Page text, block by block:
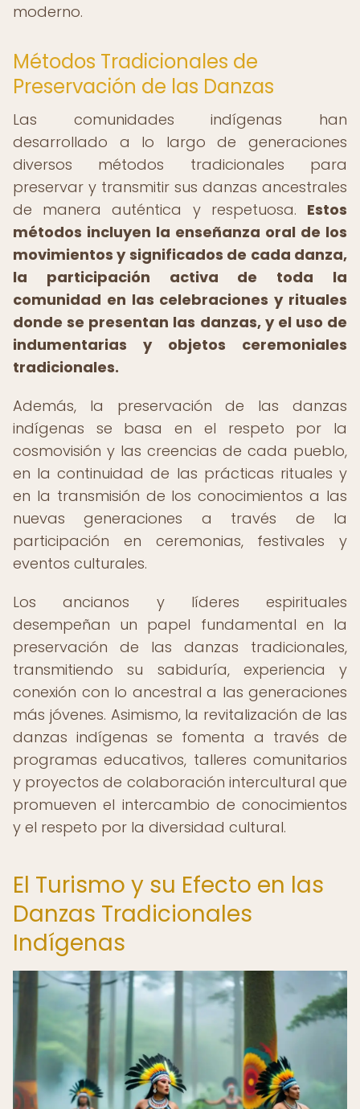
moderno.
Métodos Tradicionales de
Preservación de las Danzas
Las comunidades indígenas han
desarrollado a lo largo de generaciones
diversos métodos tradicionales para
preservar y transmitir sus danzas ancestrales
de manera auténtica y respetuosa. Estos
métodos incluyen la enseñanza oral de los
movimientos y significados de cada danza,
la participación activa de toda la
comunidad en las celebraciones y rituales
donde se presentan las danzas, y el uso de
indumentarias y objetos ceremoniales
tradicionales.
Además, la preservación de las danzas
indígenas se basa en el respeto por la
cosmovisión y las creencias de cada pueblo,
en la continuidad de las prácticas rituales y
en la transmisión de los conocimientos a las
nuevas generaciones a través de la
participación en ceremonias, festivales y
eventos culturales.
Los ancianos y líderes espirituales
desempeñan un papel fundamental en la
preservación de las danzas tradicionales,
transmitiendo su sabiduría, experiencia y
conexión con lo ancestral a las generaciones
más jóvenes. Asimismo, la revitalización de las
danzas indígenas se fomenta a través de
programas educativos, talleres comunitarios
y proyectos de colaboración intercultural que
promueven el intercambio de conocimientos
y el respeto por la diversidad cultural.
El Turismo y su Efecto en las
Danzas Tradicionales
Indígenas